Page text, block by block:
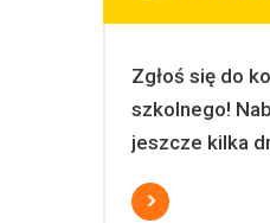
Zgłoś się do
szkolnego!
jeszcze kilka